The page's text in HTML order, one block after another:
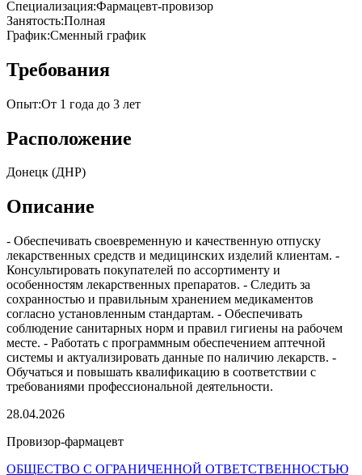
Специализация:Фармацевт-провизор
Занятость:Полная
График:Сменный график
Требования
Опыт:От 1 года до 3 лет
Расположение
Донецк (ДНР)
Описание
- Обеспечивать своевременную и качественную отпуску
лекарственных средств и медицинских изделий клиентам. -
Консультировать покупателей по ассортименту и
особенностям лекарственных препаратов. - Следить за
сохранностью и правильным хранением медикаментов
согласно установленным стандартам. - Обеспечивать
соблюдение санитарных норм и правил гигиены на рабочем
месте. - Работать с программным обеспечением аптечной
системы и актуализировать данные по наличию лекарств. -
Обучаться и повышать квалификацию в соответствии с
требованиями профессиональной деятельности.
28.04.2026
Провизор-фармацевт
ОБЩЕСТВО С ОГРАНИЧЕННОЙ ОТВЕТСТВЕННОСТЬЮ